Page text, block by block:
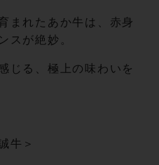
まれたあか牛は、赤身
スが絶妙。
じる、極上の味わいを
牛＞